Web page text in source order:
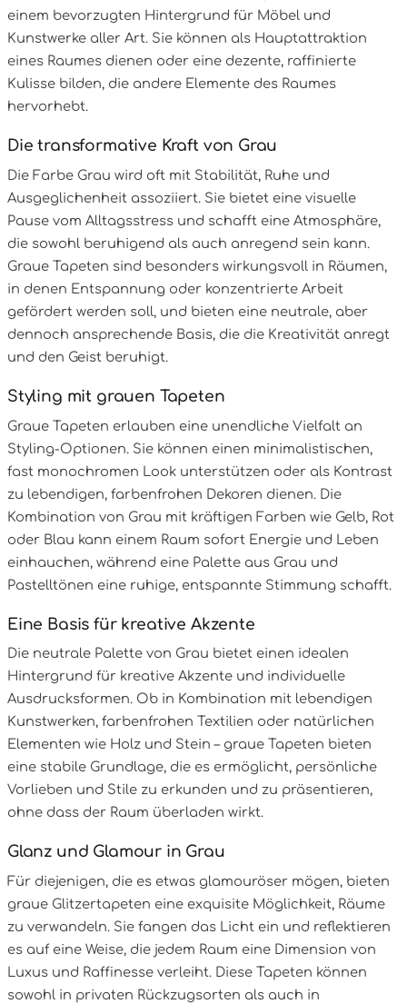
einem bevorzugten Hintergrund für Möbel und
Kunstwerke aller Art. Sie können als Hauptattraktion
eines Raumes dienen oder eine dezente, raffinierte
Kulisse bilden, die andere Elemente des Raumes
hervorhebt.
Die transformative Kraft von Grau
Die Farbe Grau wird oft mit Stabilität, Ruhe und
Ausgeglichenheit assoziiert. Sie bietet eine visuelle
Pause vom Alltagsstress und schafft eine Atmosphäre,
die sowohl beruhigend als auch anregend sein kann.
Graue Tapeten sind besonders wirkungsvoll in Räumen,
in denen Entspannung oder konzentrierte Arbeit
gefördert werden soll, und bieten eine neutrale, aber
dennoch ansprechende Basis, die die Kreativität anregt
und den Geist beruhigt.
Styling mit grauen Tapeten
Graue Tapeten erlauben eine unendliche Vielfalt an
Styling-Optionen. Sie können einen minimalistischen,
fast monochromen Look unterstützen oder als Kontrast
zu lebendigen, farbenfrohen Dekoren dienen. Die
Kombination von Grau mit kräftigen Farben wie Gelb, Rot
oder Blau kann einem Raum sofort Energie und Leben
einhauchen, während eine Palette aus Grau und
Pastelltönen eine ruhige, entspannte Stimmung schafft.
Eine Basis für kreative Akzente
Die neutrale Palette von Grau bietet einen idealen
Hintergrund für kreative Akzente und individuelle
Ausdrucksformen. Ob in Kombination mit lebendigen
Kunstwerken, farbenfrohen Textilien oder natürlichen
Elementen wie Holz und Stein – graue Tapeten bieten
eine stabile Grundlage, die es ermöglicht, persönliche
Vorlieben und Stile zu erkunden und zu präsentieren,
ohne dass der Raum überladen wirkt.
Glanz und Glamour in Grau
Für diejenigen, die es etwas glamouröser mögen, bieten
graue Glitzertapeten eine exquisite Möglichkeit, Räume
zu verwandeln. Sie fangen das Licht ein und reflektieren
es auf eine Weise, die jedem Raum eine Dimension von
Luxus und Raffinesse verleiht. Diese Tapeten können
sowohl in privaten Rückzugsorten als auch in